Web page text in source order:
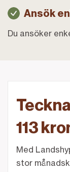
Ansök
Du ansöker
113
Med
stor